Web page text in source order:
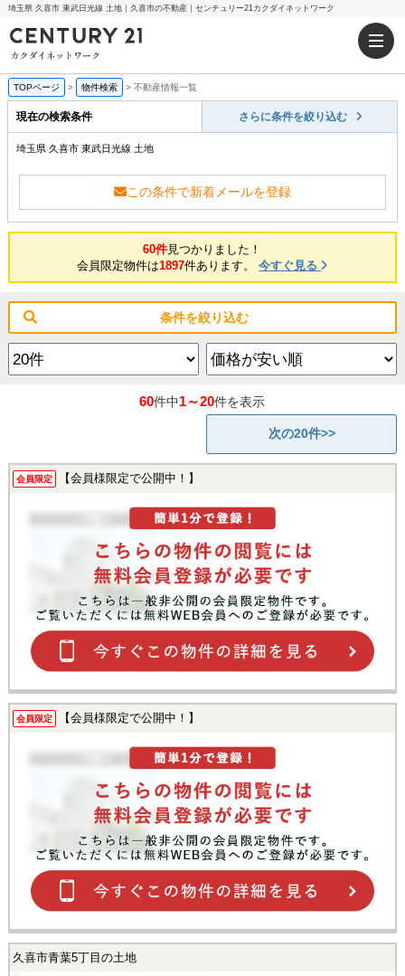
埼玉県 久喜市 東武日光線 土地｜久喜市の不動産｜センチュリー21カクダイネットワーク
TOPページ > 物件検索 > 不動産情報一覧
現在の検索条件 さらに条件を絞り込む
埼玉県 久喜市 東武日光線 土地
この条件で新着メールを登録
60件見つかりました！
会員限定物件は1897件あります。今すぐ見る
条件を絞り込む
60件中1～20件を表示
次の20件>>
会員限定 【会員様限定で公開中！】
会員限定 【会員様限定で公開中！】
久喜市青葉5丁目の土地